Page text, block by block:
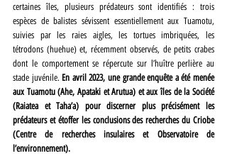
certaines îles, plusieurs prédateurs sont identifiés : trois
espèces de balistes sévissent essentiellement aux Tuamotu,
suivies par les raies aigles, les tortues imbriquées, les
tétrodons (huehue) et, récemment observés, de petits crabes
dont le comportement se répercute sur l’huître perlière au
stade juvénile. En avril 2023, une grande enquête a été menée
aux Tuamotu (Ahe, Apataki et Arutua) et aux îles de la Société
(Raiatea et Taha’a) pour discerner plus précisément les
prédateurs et étoffer les conclusions des recherches du Criobe
(Centre de recherches insulaires et Observatoire de
l’environnement).